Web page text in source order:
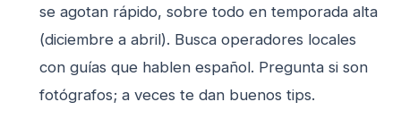
se agotan rápido, sobre todo en temporada alta
(diciembre a abril). Busca operadores locales
con guías que hablen español. Pregunta si son
fotógrafos; a veces te dan buenos tips.